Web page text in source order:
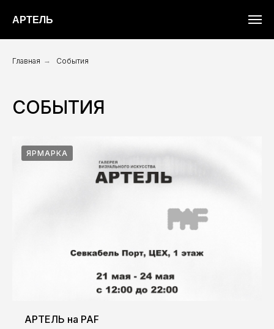
АРТЕЛЬ
Главная → События
СОБЫТИЯ
ЯРМАРКА
АРТЕЛЬ на PAF